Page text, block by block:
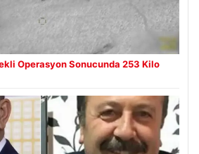
Operasyon Sonucunda 253 Kilo